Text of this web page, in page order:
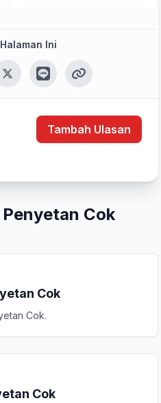
Ini
Tambah Ulasan
Cok
Cok
Cok.
Cok